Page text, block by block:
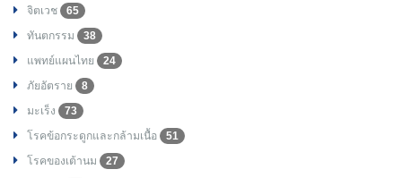
จิตเวช
65
ทันตกรรม
38
แพทย์แผนไทย
24
ภัยอัตราย
8
มะเร็ง
73
โรคข้อกระดูกและกล้ามเนื้อ
51
โรคของเต้านม
27